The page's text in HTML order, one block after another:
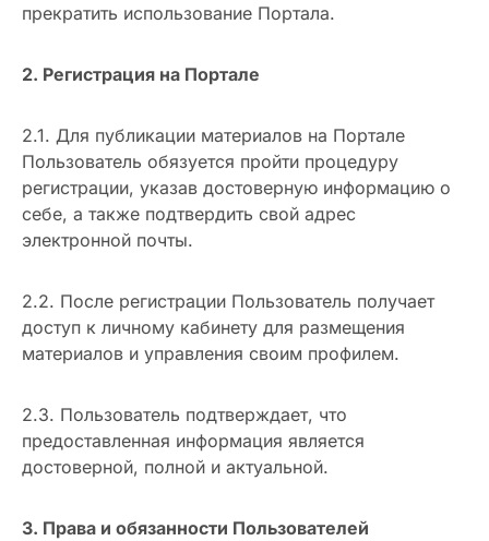
прекратить использование Портала.
2. Регистрация на Портале
2.1. Для публикации материалов на Портале
Пользователь обязуется пройти процедуру
регистрации, указав достоверную информацию о
себе, а также подтвердить свой адрес
электронной почты.
2.2. После регистрации Пользователь получает
доступ к личному кабинету для размещения
материалов и управления своим профилем.
2.3. Пользователь подтверждает, что
предоставленная информация является
достоверной, полной и актуальной.
3. Права и обязанности Пользователей